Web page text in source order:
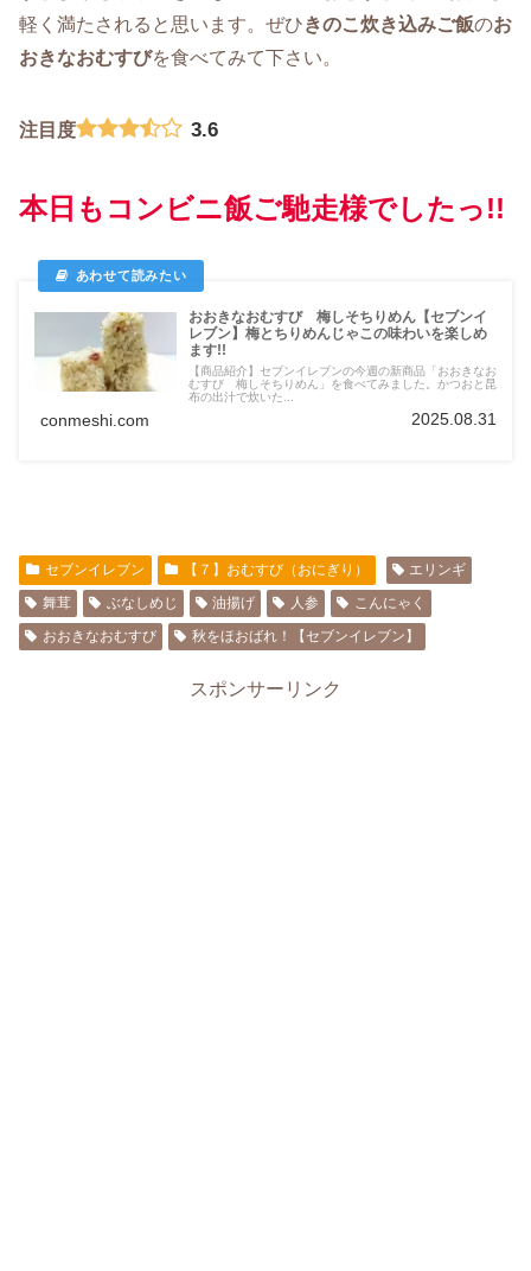
軽く満たされると思います。ぜひきのこ炊き込みご飯のお
おきなおむすびを食べてみて下さい。
注目度 3.6
本日もコンビニ飯ご馳走様でしたっ!!
おおきなおむすび 梅しそちりめん【セブンイ
レブン】梅とちりめんじゃこの味わいを楽しめ
ます!!
【商品紹介】セブンイレブンの今週の新商品「おおきなお
むすび 梅しそちりめん」を食べてみました。かつおと昆
布の出汁で炊いた...
conmeshi.com 2025.08.31
セブンイレブン 【７】おむすび（おにぎり）
エリンギ
舞茸
ぶなしめじ 油揚げ 人参
こんにゃく
おおきなおむすび
秋をほおばれ！【セブンイレブン】
スポンサーリンク